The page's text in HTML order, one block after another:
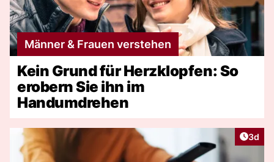
Männer & Frauen verstehen
Kein Grund für Herzklopfen: So
erobern Sie ihn im
Handumdrehen
3d